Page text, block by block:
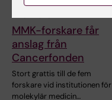
MMK-forskare får
anslag från
Cancerfonden
Stort grattis till de fem
forskare vid institutionen för
molekylär medicin…